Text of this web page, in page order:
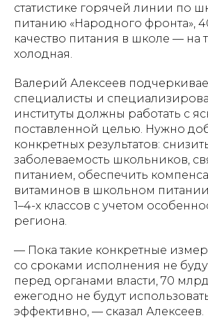
статистике горячей линии по
питанию «Народного фронта»,
качество питания в школе — на
холодная.
Валерий Алексеев
специалисты и
институты должны работать с
поставленной целью. Нужно
конкретных результатов:
заболеваемость школьников,
питанием, обеспечить
витаминов в школьном
1–4-х классов с учетом
региона.
— Пока такие конкретные
со сроками исполнения не
перед органами власти, 70
ежегодно не будут
эффективно, — сказал Алексеев.